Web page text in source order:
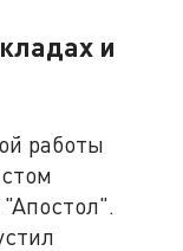
и
работы